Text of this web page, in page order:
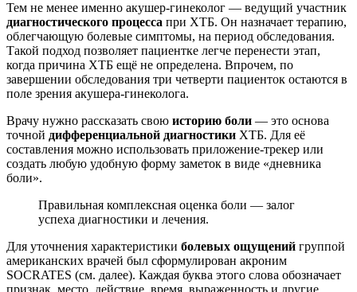
Тем не менее именно акушер-гинеколог — ведущий участник
диагностического процесса при ХТБ. Он назначает терапию,
облегчающую болевые симптомы, на период обследования.
Такой подход позволяет пациентке легче перенести этап,
когда причина ХТБ ещё не определена. Впрочем, по
завершении обследования три четверти пациенток остаются в
поле зрения акушера-гинеколога.
Врачу нужно рассказать свою историю боли — это основа
точной дифференциальной диагностики ХТБ. Для её
составления можно использовать приложение-трекер или
создать любую удобную форму заметок в виде «дневника
боли».
Правильная комплексная оценка боли — залог
успеха диагностики и лечения.
Для уточнения характеристики болевых ощущений группой
американских врачей был сформулирован акроним
SOCRATES (см. далее). Каждая буква этого слова обозначает